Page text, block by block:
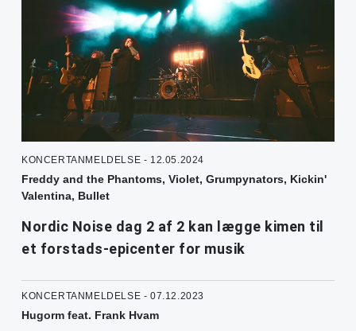
KONCERTANMELDELSE - 12.05.2024
Freddy and the Phantoms, Violet, Grumpynators, Kickin'
Valentina, Bullet
Nordic Noise dag 2 af 2 kan lægge kimen til
et forstads-epicenter for musik
KONCERTANMELDELSE - 07.12.2023
Hugorm feat. Frank Hvam